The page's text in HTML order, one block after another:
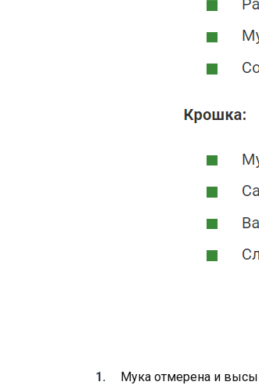
Мука отмерена и